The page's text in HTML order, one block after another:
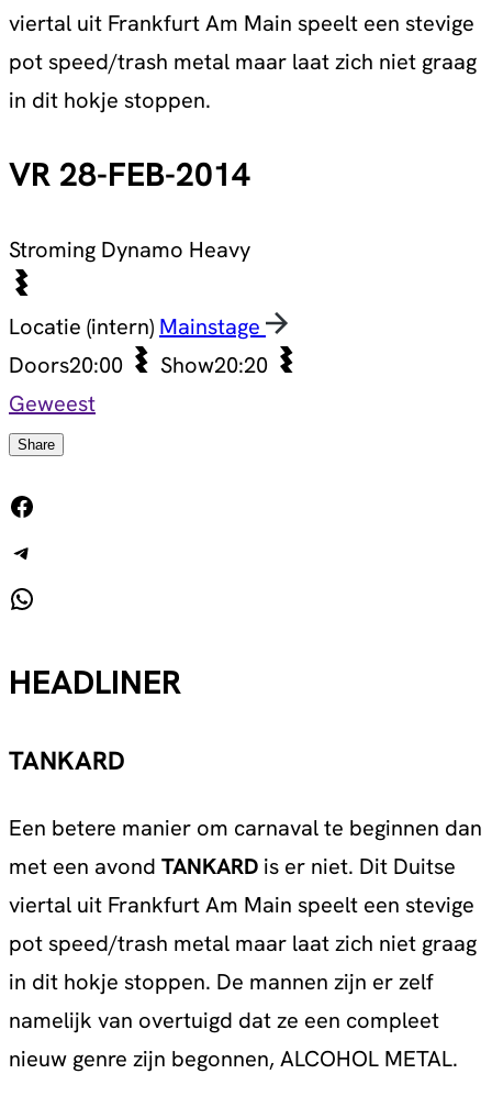
viertal uit Frankfurt Am Main speelt een stevige
pot speed/trash metal maar laat zich niet graag
in dit hokje stoppen.
VR 28-FEB-2014
Stroming Dynamo Heavy
Locatie (intern) Mainstage
Doors20:00 Show20:20
Geweest
Share
HEADLINER
TANKARD
Een betere manier om carnaval te beginnen dan
met een avond TANKARD is er niet. Dit Duitse
viertal uit Frankfurt Am Main speelt een stevige
pot speed/trash metal maar laat zich niet graag
in dit hokje stoppen. De mannen zijn er zelf
namelijk van overtuigd dat ze een compleet
nieuw genre zijn begonnen, ALCOHOL METAL.